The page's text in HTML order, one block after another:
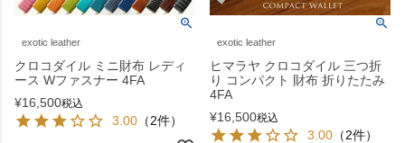
exotic leather
クロコダイル ミニ財布 レディ
ース Wファスナー 4FA
¥16,500税込
3.00 （2件）
exotic leather
ヒマラヤ クロコダイル 三つ折
り コンパクト 財布 折りたたみ
4FA
¥16,500税込
3.00 （2件）